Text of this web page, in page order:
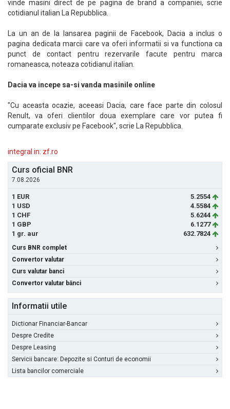
vinde masini direct de pe pagina de brand a companiei, scrie
cotidianul italian La Repubblica.
La un an de la lansarea paginii de Facebook, Dacia a inclus o
pagina dedicata marcii care va oferi informatii si va functiona ca
punct de contact pentru rezervarile facute pentru marca
romaneasca, noteaza cotidianul italian.
Dacia va incepe sa-si vanda masinile online
"Cu aceasta ocazie, aceeasi Dacia, care face parte din colosul
Renult, va oferi clientilor doua exemplare care vor putea fi
cumparate exclusiv pe Facebook", scrie La Repubblica.
integral in: zf.ro
Curs oficial BNR
7.08.2026
1 EUR
5.2554
1 USD
4.5584
1 CHF
5.6244
1 GBP
6.1277
1 gr. aur
632.7824
Curs BNR complet
Convertor valutar
Curs valutar banci
Convertor valutar bănci
Informatii utile
Dictionar Financiar-Bancar
Despre Credite
Despre Leasing
Servicii bancare: Depozite si Conturi de economii
Lista bancilor comerciale